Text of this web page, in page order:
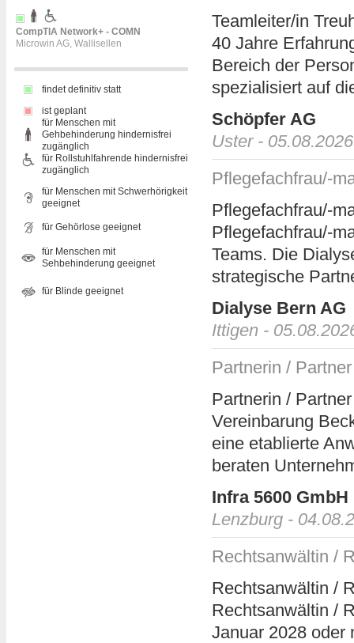
CompTIA Network+ - COMN
Microwin AG, Wallisellen
findet definitiv statt
ist geplant
für Menschen mit
Gehbehinderung hindernisfrei
zugänglich
für Rollstuhlfahrende hindernisfrei
zugänglich
für Menschen mit Schwerhörigkeit
geeignet
für Gehörlose geeignet
für Menschen mit
Sehbehinderung geeignet
für Blinde geeignet
Teamleiter/in
40 Jahre
Bereich der
spezialisiert auf
Schöpfer AG
Uster - 05.08.2026
Pflegefachfrau/-
Pflegefachfrau/-
Pflegefachfrau/-
Teams. Die
strategische
Dialyse Bern AG
Ittigen -
Partnerin / Partner
Partnerin /
Vereinbarung
eine etablierte
beraten
Infra 5600 GmbH
Lenzburg -
Rechtsanwältin /
Rechtsanwältin /
Rechtsanwältin /
Januar 2028 oder